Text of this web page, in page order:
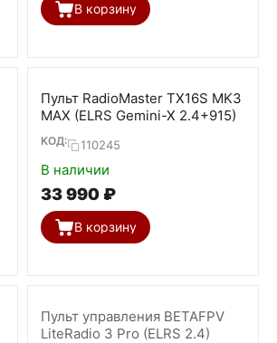
В корзину
Пульт RadioMaster TX16S MK3
MAX (ELRS Gemini-X 2.4+915)
КОД: 110245
В наличии
33 990 ₽
В корзину
Пульт управления BETAFPV
LiteRadio 3 Pro (ELRS 2.4)